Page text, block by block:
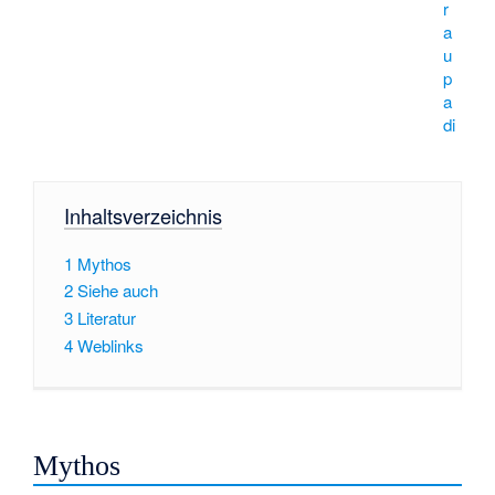
r
a
u
p
a
di
Inhaltsverzeichnis
1 Mythos
2Siehe auch
3 Literatur
4Weblinks
Mythos